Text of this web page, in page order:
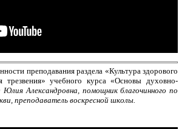
преподавания раздела «Культура здорового
трезвения» учебного курса «Основы духовно-
Юлия Александровна, помощник благочинного по
преподаватель воскресной школы.